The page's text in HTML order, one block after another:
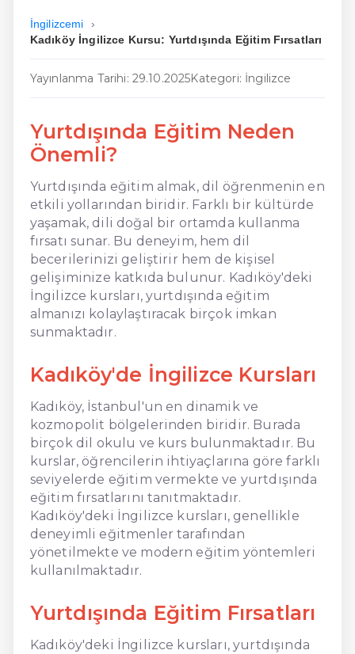
İngilizcemi
Kadıköy İngilizce Kursu: Yurtdışında Eğitim Fırsatları
Yayınlanma Tarihi: 29.10.2025Kategori: İngilizce
Yurtdışında Eğitim Neden
Önemli?
Yurtdışında eğitim almak, dil öğrenmenin en
etkili yollarından biridir. Farklı bir kültürde
yaşamak, dili doğal bir ortamda kullanma
fırsatı sunar. Bu deneyim, hem dil
becerilerinizi geliştirir hem de kişisel
gelişiminize katkıda bulunur. Kadıköy'deki
İngilizce kursları, yurtdışında eğitim
almanızı kolaylaştıracak birçok imkan
sunmaktadır.
Kadıköy'de İngilizce Kursları
Kadıköy, İstanbul'un en dinamik ve
kozmopolit bölgelerinden biridir. Burada
birçok dil okulu ve kurs bulunmaktadır. Bu
kurslar, öğrencilerin ihtiyaçlarına göre farklı
seviyelerde eğitim vermekte ve yurtdışında
eğitim fırsatlarını tanıtmaktadır.
Kadıköy'deki İngilizce kursları, genellikle
deneyimli eğitmenler tarafından
yönetilmekte ve modern eğitim yöntemleri
kullanılmaktadır.
Yurtdışında Eğitim Fırsatları
Kadıköy'deki İngilizce kursları, yurtdışında